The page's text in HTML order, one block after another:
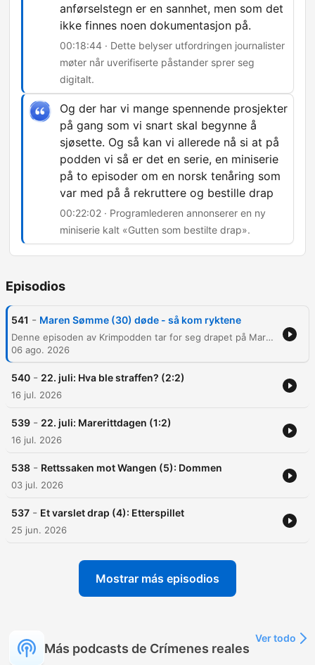
anførselstegn er en sannhet, men som det
ikke finnes noen dokumentasjon på.
00:18:44 · Dette belyser utfordringen journalister
møter når uverifiserte påstander sprer seg
digitalt.
Og der har vi mange spennende prosjekter
på gang som vi snart skal begynne å
sjøsette. Og så kan vi allerede nå si at på
podden vi så er det en serie, en miniserie
på to episoder om en norsk tenåring som
var med på å rekruttere og bestille drap
00:22:02 · Programlederen annonserer en ny
miniserie kalt «Gutten som bestilte drap».
Episodios
541 - Maren Sømme (30) døde - så kom ryktene
Denne episoden av Krimpodden tar for seg drapet på Maren Sømme på Jæren, der kjæresten er siktet. Programlederne diskuterer den siktedes voldelige historikk, politiets håndtering av tidligere anmeldelser og de utfordrende beviskravene i partnervoldssaker. Videre diskuteres etterforskningen med fokus på utfordringer knyttet til rykter og usanne påstander i sosiale medier. Episoden belyser viktigheten av rettssikkerhet og pressetiske hensyn, samt annonserer kommende podkast-serier.
06 ago. 2026
540 - 22. juli: Hva ble straffen? (2:2)
16 jul. 2026
539 - 22. juli: Marerittdagen (1:2)
16 jul. 2026
538 - Rettssaken mot Wangen (5): Dommen
03 jul. 2026
537 - Et varslet drap (4): Etterspillet
25 jun. 2026
Mostrar más episodios
Más podcasts de Crímenes reales
Ver todo